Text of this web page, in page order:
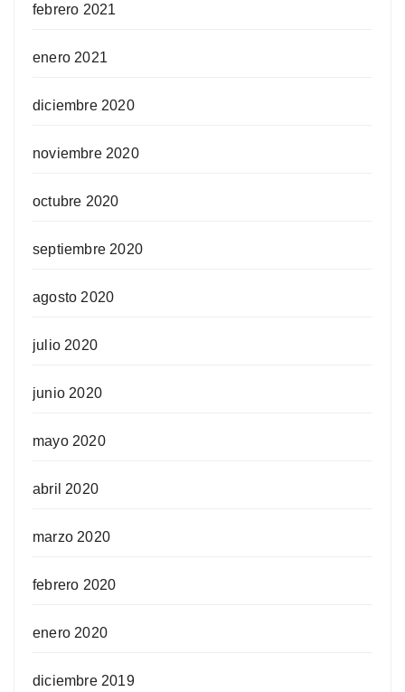
febrero 2021
enero 2021
diciembre 2020
noviembre 2020
octubre 2020
septiembre 2020
agosto 2020
julio 2020
junio 2020
mayo 2020
abril 2020
marzo 2020
febrero 2020
enero 2020
diciembre 2019